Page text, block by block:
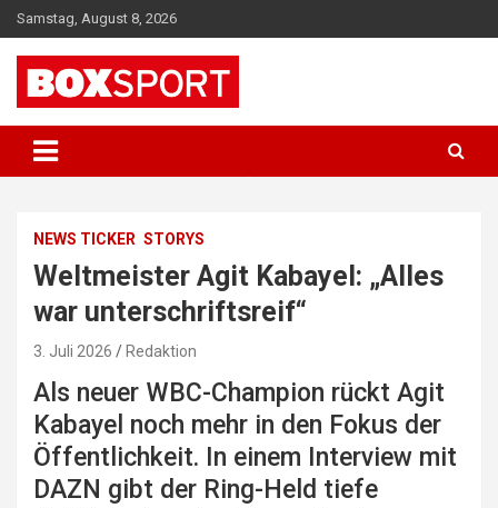
Skip
to
content
Samstag, August 8, 2026
BOXSPORT
NEWS TICKER STORYS
Weltmeister Agit Kabayel: „Alles
war unterschriftsreif“
3. Juli 2026 Redaktion
Als neuer WBC-Champion rückt Agit
Kabayel noch mehr in den Fokus der
Öffentlichkeit. In einem Interview mit
DAZN gibt der Ring-Held tiefe